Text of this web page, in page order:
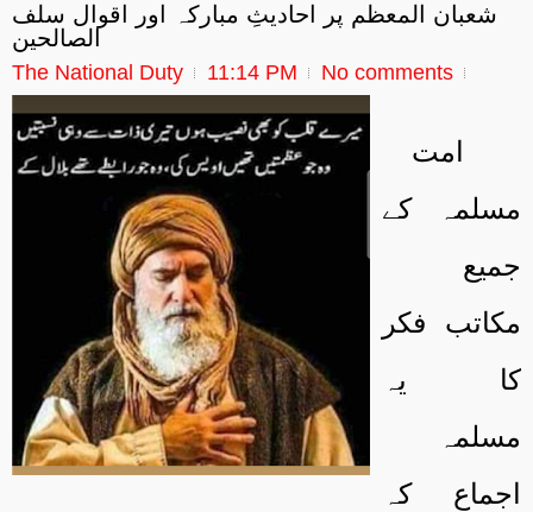
شعبان المعظم پر احادیثِ مبارکہ اور اقوال سلف
الصالحین
The National Duty 11:14 PM No comments
امت
مسلمہ کے
جمیع
مکاتب فکر
کا یہ
مسلمہ
اجماع کہ